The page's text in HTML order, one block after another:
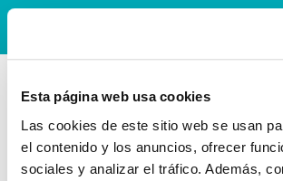
Esta página web usa cookies
Las cookies de este sitio web se usan
el contenido y los anuncios, ofrecer
sociales y analizar el tráfico. Además,